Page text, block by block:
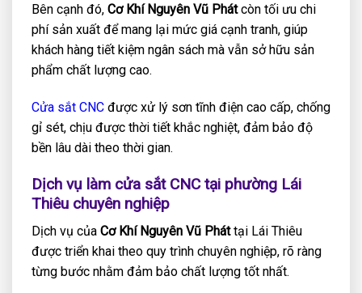
Bên cạnh đó, Cơ Khí Nguyên Vũ Phátcòn tối ưu chi
phí sản xuất để mang lại mức giá cạnh tranh, giúp
khách hàng tiết kiệm ngân sách mà vẫn sở hữu sản
phẩm chất lượng cao.
Cửa sắt CNC được xử lý sơn tĩnh điện cao cấp, chống
gỉ sét, chịu được thời tiết khắc nghiệt, đảm bảo độ
bền lâu dài theo thời gian.
Dịch vụ làm cửa sắt CNC tại phường Lái
Thiêu chuyên nghiệp
Dịch vụ của Cơ Khí Nguyên Vũ Pháttại Lái Thiêu
được triển khai theo quy trình chuyên nghiệp, rõ ràng
từng bước nhằm đảm bảo chất lượng tốt nhất.